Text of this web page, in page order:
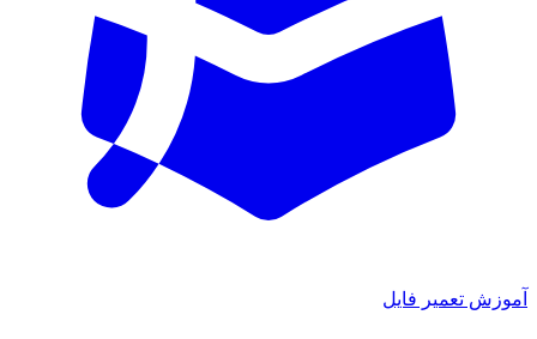
آموزش تعمیر فایل